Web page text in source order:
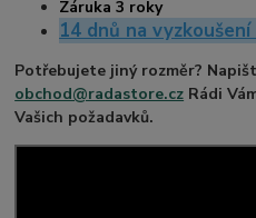
Záruka 3 roky
14 dnů na
Potřebujete jiný rozměr?
obchod@radastore.cz Rádi
Vašich požadavků.